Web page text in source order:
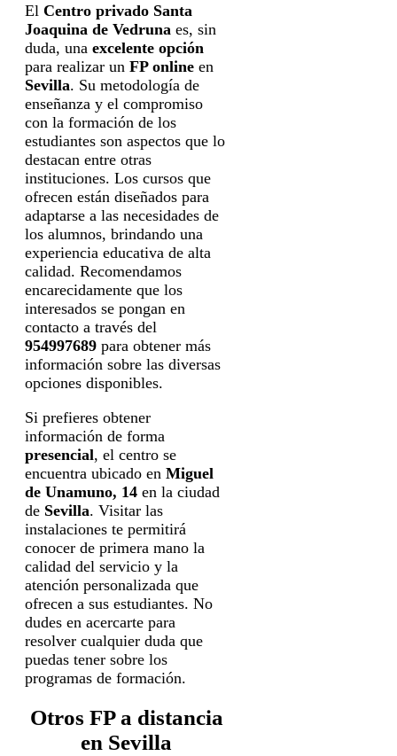
El Centro privado Santa
Joaquina de Vedruna es, sin
duda, una excelente opción
para realizar un FP online en
Sevilla. Su metodología de
enseñanza y el compromiso
con la formación de los
estudiantes son aspectos que lo
destacan entre otras
instituciones. Los cursos que
ofrecen están diseñados para
adaptarse a las necesidades de
los alumnos, brindando una
experiencia educativa de alta
calidad. Recomendamos
encarecidamente que los
interesados se pongan en
contacto a través del
954997689 para obtener más
información sobre las diversas
opciones disponibles.
Si prefieres obtener
información de forma
presencial, el centro se
encuentra ubicado en Miguel
de Unamuno, 14 en la ciudad
de Sevilla. Visitar las
instalaciones te permitirá
conocer de primera mano la
calidad del servicio y la
atención personalizada que
ofrecen a sus estudiantes. No
dudes en acercarte para
resolver cualquier duda que
puedas tener sobre los
programas de formación.
Otros FP a distancia
en Sevilla